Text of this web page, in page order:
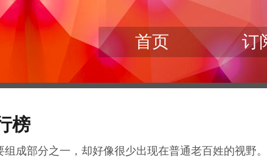
首页 订
榜
部分之一，却好像很少出现在普通老百姓的视野